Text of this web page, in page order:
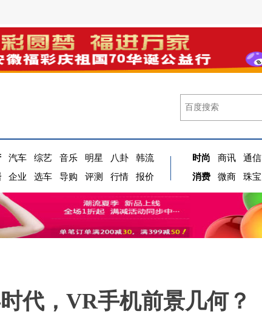
汽车 综艺 音乐 明星 八卦
韩流
企业 选车 导购 评测 行情 报价
时尚 商讯 通信
消费
微商 珠宝
代，VR手机前景几何？